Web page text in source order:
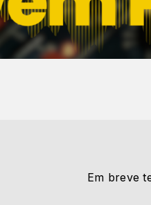
Em breve